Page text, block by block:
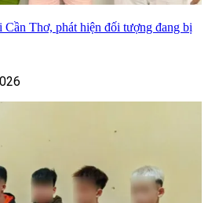
Cần Thơ, phát hiện đối tượng đang bị